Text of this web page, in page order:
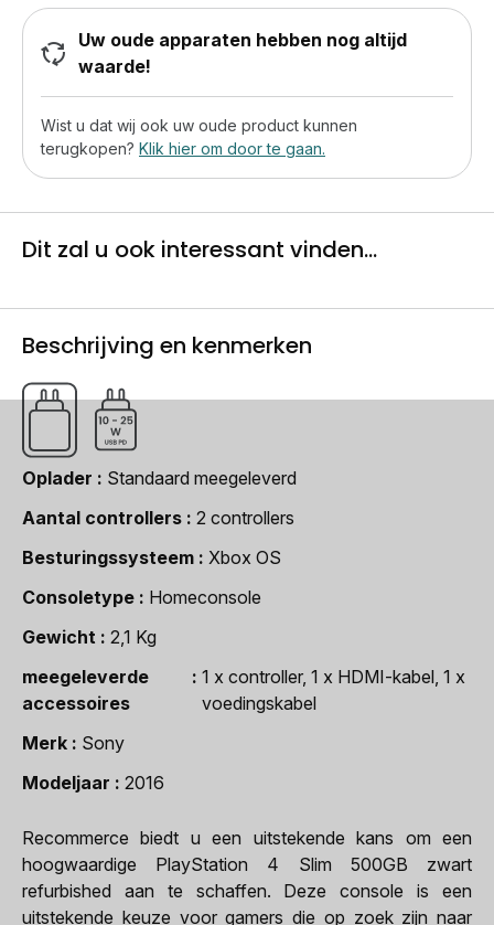
Uw oude apparaten hebben nog altijd
waarde!
Wist u dat wij ook uw oude product kunnen
terugkopen? Klik hier om door te gaan.
Dit zal u ook interessant vinden...
Beschrijving en kenmerken
Oplader
Standaard meegeleverd
Aantal controllers
2 controllers
Besturingssysteem
Xbox OS
Consoletype
Homeconsole
Gewicht
2,1 Kg
meegeleverde
accessoires
1 x controller, 1 x HDMI-kabel, 1 x
voedingskabel
Merk
Sony
Modeljaar
2016
Recommerce biedt u een uitstekende kans om een
hoogwaardige PlayStation 4 Slim 500GB zwart
refurbished aan te schaffen. Deze console is een
uitstekende keuze voor gamers die op zoek zijn naar